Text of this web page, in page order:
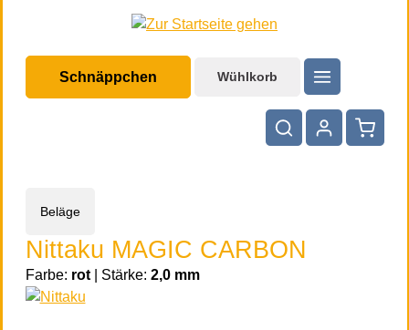
Schnäppchen Wühlkorb
Beläge
Nittaku MAGIC CARBON
Farbe: rot Stärke: 2,0 mm